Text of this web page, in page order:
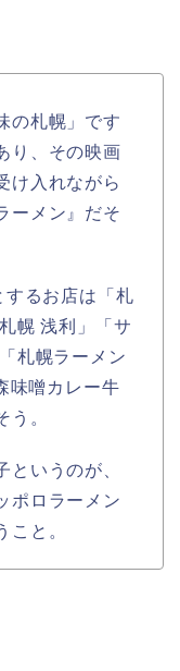
の札幌」です
り、その映画
け入れながら
ーメン』だそ
するお店は「札
幌 浅利」「サ
札幌ラーメン
味噌カレー牛
う。
というのが、
ポロラーメン
こと。